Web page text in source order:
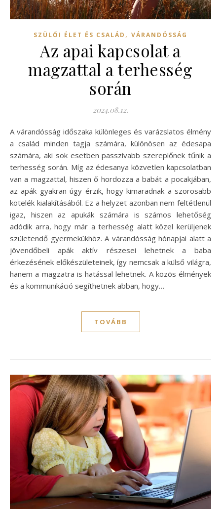
SZÜLŐI ÉLET ÉS CSALÁD , VÁRANDÓSSÁG
Az apai kapcsolat a
magzattal a terhesség
során
2024.08.12.
A várandósság időszaka különleges és varázslatos élmény
a család minden tagja számára, különösen az édesapa
számára, aki sok esetben passzívabb szereplőnek tűnik a
terhesség során. Míg az édesanya közvetlen kapcsolatban
van a magzattal, hiszen ő hordozza a babát a pocakjában,
az apák gyakran úgy érzik, hogy kimaradnak a szorosabb
kötelék kialakításából. Ez a helyzet azonban nem feltétlenül
igaz, hiszen az apukák számára is számos lehetőség
adódik arra, hogy már a terhesség alatt közel kerüljenek
születendő gyermekükhöz. A várandósság hónapjai alatt a
jövendőbeli apák aktív részesei lehetnek a baba
érkezésének előkészületeinek, így nemcsak a külső világra,
hanem a magzatra is hatással lehetnek. A közös élmények
és a kommunikáció segíthetnek abban, hogy…
TOVÁBB